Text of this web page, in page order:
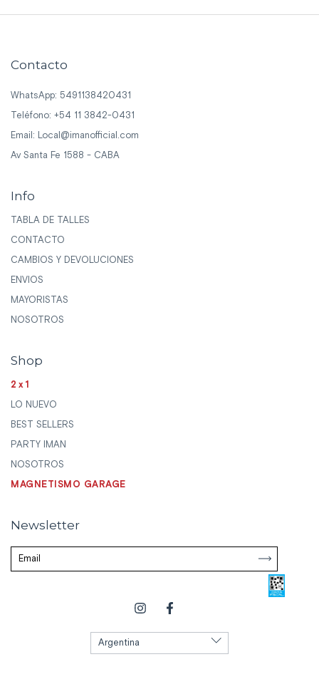
Contacto
WhatsApp: 5491138420431
Teléfono: +54 11 3842-0431
Email: Local@imanofficial.com
Av Santa Fe 1588 - CABA
Info
TABLA DE TALLES
CONTACTO
CAMBIOS Y DEVOLUCIONES
ENVIOS
MAYORISTAS
NOSOTROS
Shop
2x1
LO NUEVO
BEST SELLERS
PARTY IMAN
NOSOTROS
MAGNETISMO GARAGE
Newsletter